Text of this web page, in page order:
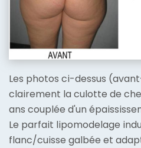
Les photos ci-dessus
clairement la culotte de
ans couplée d'un
Le parfait lipomodelage
flanc/cuisse galbée et